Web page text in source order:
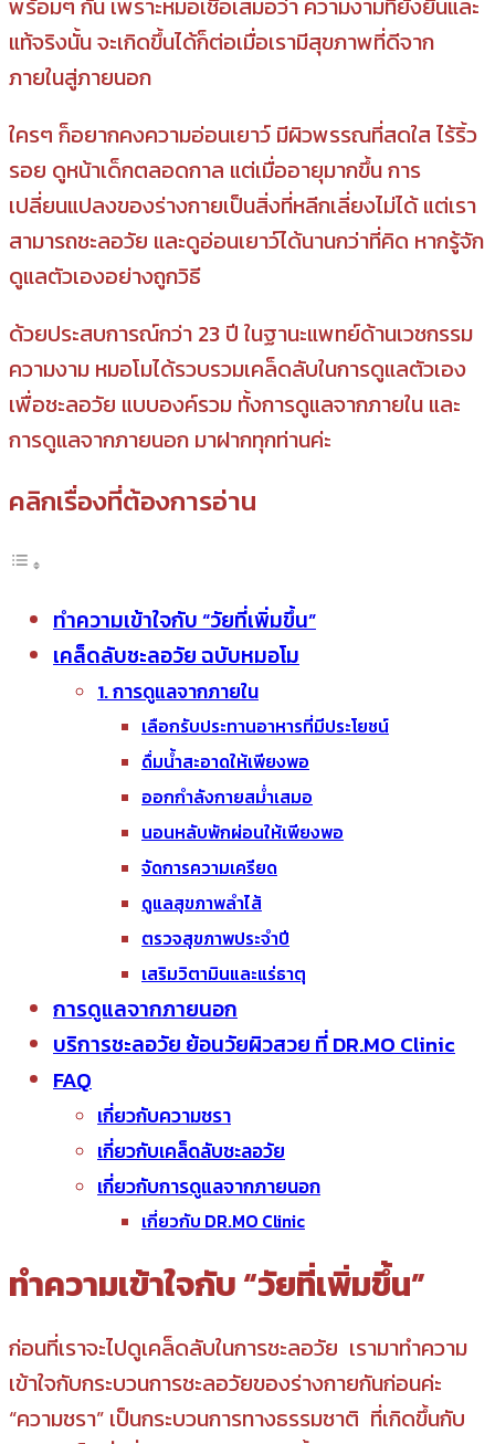
พร้อมๆ กัน เพราะหมอเชื่อเสมอว่า ความงามที่ยั่งยืนและ
แท้จริงนั้น จะเกิดขึ้นได้ก็ต่อเมื่อเรามีสุขภาพที่ดีจาก
ภายในสู่ภายนอก
ใครๆ ก็อยากคงความอ่อนเยาว์ มีผิวพรรณที่สดใส ไร้ริ้ว
รอย ดูหน้าเด็กตลอดกาล แต่เมื่ออายุมากขึ้น การ
เปลี่ยนแปลงของร่างกายเป็นสิ่งที่หลีกเลี่ยงไม่ได้ แต่เรา
สามารถชะลอวัย และดูอ่อนเยาว์ได้นานกว่าที่คิด หากรู้จัก
ดูแลตัวเองอย่างถูกวิธี
ด้วยประสบการณ์กว่า 23 ปี ในฐานะแพทย์ด้านเวชกรรม
ความงาม หมอโมได้รวบรวมเคล็ดลับในการดูแลตัวเอง
เพื่อชะลอวัย แบบองค์รวม ทั้งการดูแลจากภายใน และ
การดูแลจากภายนอก มาฝากทุกท่านค่ะ
คลิกเรื่องที่ต้องการอ่าน
ทำความเข้าใจกับ “วัยที่เพิ่มขึ้น”
เคล็ดลับชะลอวัย ฉบับหมอโม
1. การดูแลจากภายใน
เลือกรับประทานอาหารที่มีประโยชน์
ดื่มน้ำสะอาดให้เพียงพอ
ออกกำลังกายสม่ำเสมอ
นอนหลับพักผ่อนให้เพียงพอ
จัดการความเครียด
ดูแลสุขภาพลำไส้
ตรวจสุขภาพประจำปี
เสริมวิตามินและแร่ธาตุ
การดูแลจากภายนอก
บริการชะลอวัย ย้อนวัยผิวสวย ที่ DR.MO Clinic
FAQ
เกี่ยวกับความชรา
เกี่ยวกับเคล็ดลับชะลอวัย
เกี่ยวกับการดูแลจากภายนอก
เกี่ยวกับ DR.MO Clinic
ทำความเข้าใจกับ “วัยที่เพิ่มขึ้น”
ก่อนที่เราจะไปดูเคล็ดลับในการชะลอวัย เรามาทำความ
เข้าใจกับกระบวนการชะลอวัยของร่างกายกันก่อนค่ะ
“ความชรา” เป็นกระบวนการทางธรรมชาติ ที่เกิดขึ้นกับ